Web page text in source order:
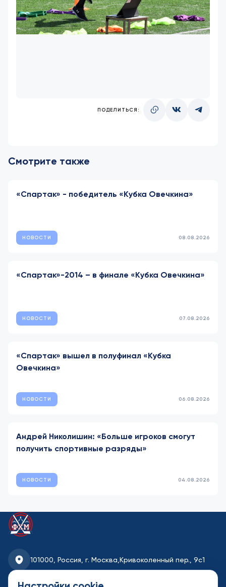
ПОДЕЛИТЬСЯ:
Смотрите также
«Спартак» - победитель «Кубка Овечкина»
НОВОСТИ 08.08.2026
«Спартак»-2014 – в финале «Кубка Овечкина»
НОВОСТИ 07.08.2026
«Спартак» вышел в полуфинал «Кубка
Овечкина»
НОВОСТИ 06.08.2026
Андрей Николишин: «Больше игроков смогут
получить спортивные разряды»
НОВОСТИ 04.08.2026
101000, Россия, г. Москва, Кривоколенный пер., 9с1
fhmoscow@mail.ru